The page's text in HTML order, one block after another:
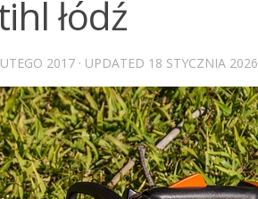
łódź
2017 · UPDATED 18 STYCZNIA 2026